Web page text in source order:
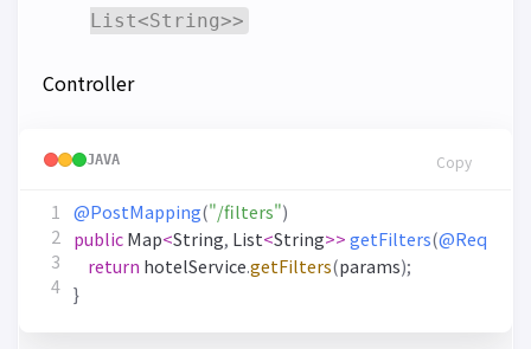
List<String>>
Controller
JAVA Copy
2
4
@PostMapping("/filters")
publicMap<String, List<String>> getFilters(
return hotelService.getFilters(params);
}